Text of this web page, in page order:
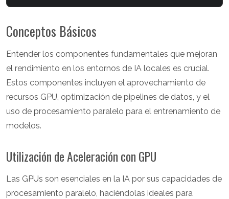
Conceptos Básicos
Entender los componentes fundamentales que mejoran
el rendimiento en los entornos de IA locales es crucial.
Estos componentes incluyen el aprovechamiento de
recursos GPU, optimización de pipelines de datos, y el
uso de procesamiento paralelo para el entrenamiento de
modelos.
Utilización de Aceleración con GPU
Las GPUs son esenciales en la IA por sus capacidades de
procesamiento paralelo, haciéndolas ideales para